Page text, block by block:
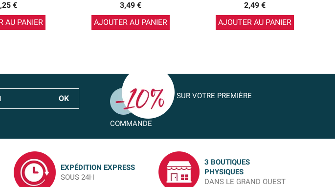
€
AU PANIER
3,49 €
AJOUTER AU PANIER
2,49 €
AJOUTER AU PANIER
SUR VOTRE PREMIÈRE
COMMANDE
EXPÉDITION EXPRESS
SOUS 24H
3 BOUTIQUES
PHYSIQUES
DANS LE GRAND OUEST